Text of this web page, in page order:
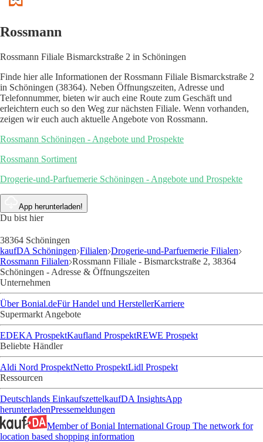
Rossmann
Rossmann Filiale Bismarckstraße 2 in Schöningen
Finde hier alle Informationen der Rossmann Filiale Bismarckstraße 2
in Schöningen (38364). Neben Öffnungszeiten, Adresse und
Telefonnummer, bieten wir auch eine Route zum Geschäft und
erleichtern euch so den Weg zur nächsten Filiale. Wenn vorhanden,
zeigen wir euch auch aktuelle Angebote von Rossmann.
Rossmann Schöningen - Angebote und Prospekte
Rossmann Sortiment
Drogerie-und-Parfuemerie Schöningen - Angebote und Prospekte
App herunterladen!
Du bist hier
38364 Schöningen
kaufDA Schöningen Filialen Drogerie-und-Parfuemerie Filialen
Rossmann Filialen Rossmann Filiale - Bismarckstraße 2, 38364
Schöningen - Adresse & Öffnungszeiten
Unternehmen
Über Bonial.deFür Handel und HerstellerKarriere
Supermarkt Angebote
EDEKA ProspektKaufland ProspektREWE Prospekt
Beliebte Händler
Aldi Nord ProspektNetto ProspektLidl Prospekt
Ressourcen
Deutschlands EinkaufszettelkaufDA InsightsApp
herunterladenPressemeldungen
Member of Bonial International Group The network for
location based shopping information